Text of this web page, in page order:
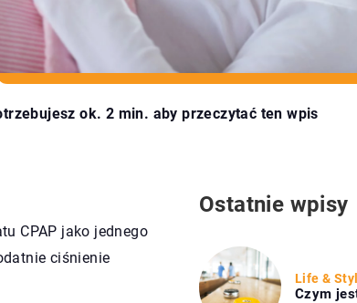
ok. 2 min. aby przeczytać ten wpis
CPAP jako jednego
ciśnienie
Ostatnie wpisy
Life &
Czym